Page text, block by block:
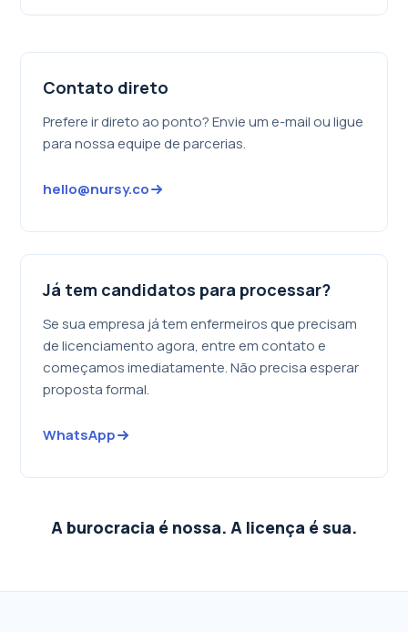
Contato direto
Prefere ir direto ao ponto? Envie um e-mail ou ligue
para nossa equipe de parcerias.
hello@nursy.co
Já tem candidatos para processar?
Se sua empresa já tem enfermeiros que precisam
de licenciamento agora, entre em contato e
começamos imediatamente. Não precisa esperar
proposta formal.
WhatsApp
A burocracia é nossa. A licença é sua.